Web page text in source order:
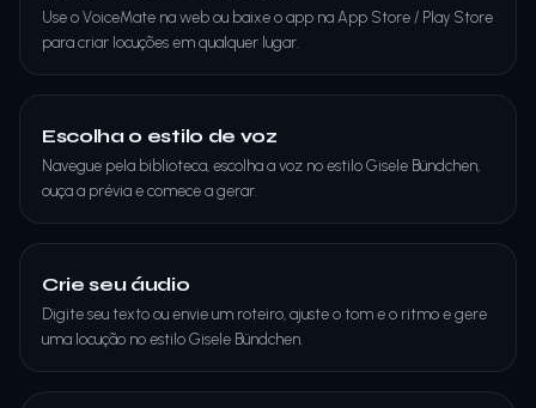
Use o VoiceMate na web ou baixe o app na App Store / Play Store
para criar locuções em qualquer lugar.
Escolha o estilo de voz
Navegue pela biblioteca, escolha a voz no estilo Gisele Bündchen,
ouça a prévia e comece a gerar.
Crie seu áudio
Digite seu texto ou envie um roteiro, ajuste o tom e o ritmo e gere
uma locução no estilo Gisele Bündchen.